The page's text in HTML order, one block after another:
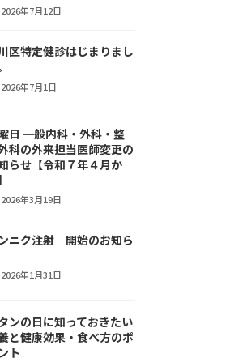
2026年7月12日
区特定健診はじまりまし
2026年7月1日
日 一般内科・外科・整
科の外来担当医師変更の
らせ【令和７年４月か
2026年3月19日
ニク注射 開始のお知ら
2026年1月31日
ンの日に知っておきたい
と健康効果・食べ方のポ
ト